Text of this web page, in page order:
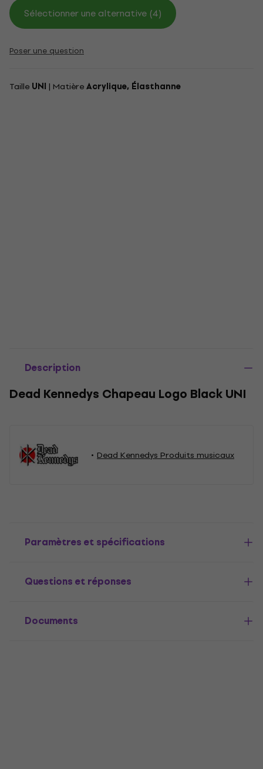
Sélectionner une alternative (4)
Poser une question
Taille UNI | MatièreAcrylique, Élasthanne
Description
Dead Kennedys Chapeau Logo Black UNI
Dead Kennedys Produits musicaux
Paramètres et spécifications
Questions et réponses
Documents